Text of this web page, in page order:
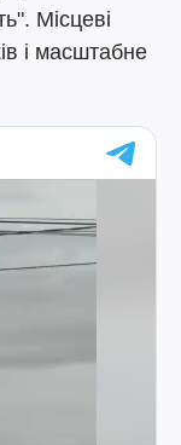
Місцеві
і масштабне